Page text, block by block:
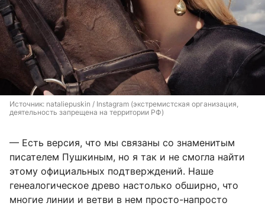
Источник: nataliepuskin / Instagram (экстремистская организация,
деятельность запрещена на территории РФ)
— Есть версия, что мы связаны со знаменитым
писателем Пушкиным, но я так и не смогла найти
этому официальных подтверждений. Наше
генеалогическое древо настолько обширно, что
многие линии и ветви в нем просто-напросто